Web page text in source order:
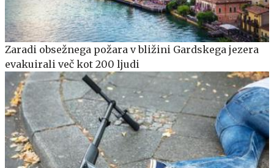
Zaradi obsežnega požara v bližini Gardskega jezera
evakuirali več kot 200 ljudi